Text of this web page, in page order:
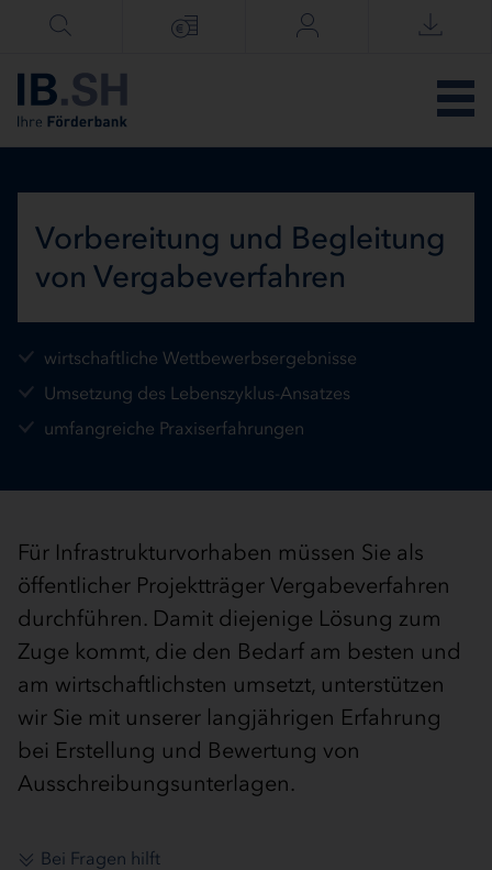
Menü überspringen
Vorbereitung und Begleitung
von Vergabeverfahren
wirtschaftliche Wettbewerbsergebnisse
Umsetzung des Lebenszyklus-Ansatzes
umfangreiche Praxiserfahrungen
Für Infrastrukturvorhaben müssen Sie als
öffentlicher Projektträger Vergabeverfahren
durchführen. Damit diejenige Lösung zum
Zuge kommt, die den Bedarf am besten und
am wirtschaftlichsten umsetzt, unterstützen
wir Sie mit unserer langjährigen Erfahrung
bei Erstellung und Bewertung von
Ausschreibungsunterlagen.
Bei Fragen hilft